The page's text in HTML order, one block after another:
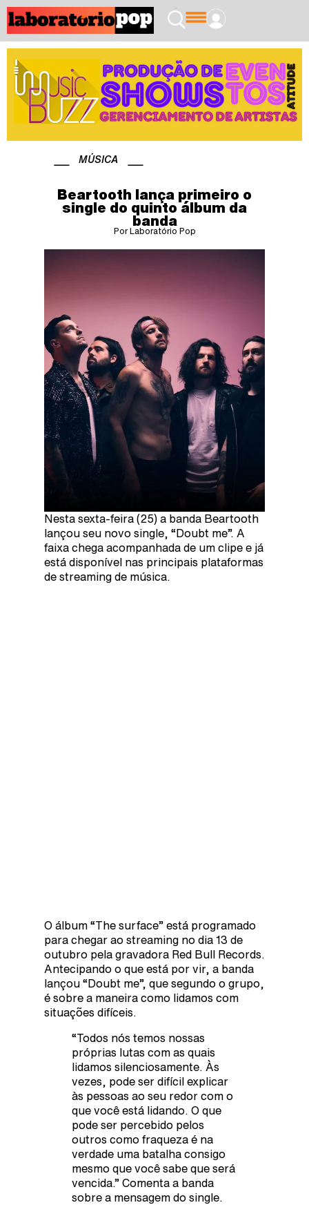
MÚSICA
Beartooth lança primeiro o
single do quinto álbum da
banda
Por Laboratório Pop
Nesta sexta-feira (25) a banda Beartooth
lançou seu novo single, “Doubt me”. A
faixa chega acompanhada de um clipe e já
está disponível nas principais plataformas
de streaming de música.
O álbum “The surface” está programado
para chegar ao streaming no dia 13 de
outubro pela gravadora Red Bull Records.
Antecipando o que está por vir, a banda
lançou “Doubt me”, que segundo o grupo,
é sobre a maneira como lidamos com
situações difíceis.
“Todos nós temos nossas
próprias lutas com as quais
lidamos silenciosamente. Às
vezes, pode ser difícil explicar
às pessoas ao seu redor com o
que você está lidando. O que
pode ser percebido pelos
outros como fraqueza é na
verdade uma batalha consigo
mesmo que você sabe que será
vencida.” Comenta a banda
sobre a mensagem do single.